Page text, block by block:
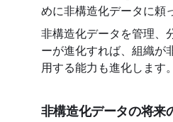
めに非構造化データに頼
非構造化データを管理、
ーが進化すれば、組織が
用する能力も進化します。
非構造化データの将来